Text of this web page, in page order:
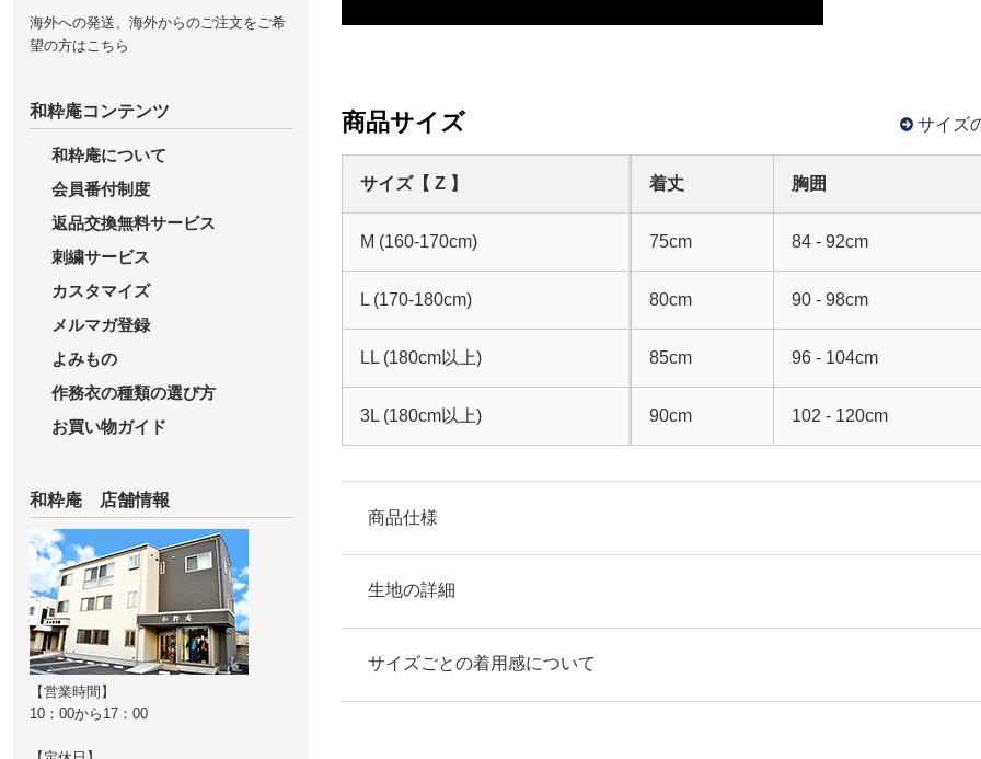
商品サイズ サイズ
サイズ【 Z 】 着丈 胸囲
M (160-170cm) 75cm 84 - 92cm
L (170-180cm) 80cm 90 - 98cm
LL (180cm以上) 85cm 96 - 104cm
3L (180cm以上) 90cm 102 - 120cm
商品仕様
上着
ズボン
ウエスト後ろゴム前ボタン、共布紐、ファスナー付、ポケット左右各１個、
生地の詳細
生地の厚み
サイズごとの着用感について
海外への発送、海外からのご注文をご希
望の方はこちら
和粋庵コンテンツ
和粋庵について
会員番付制度
返品交換無料サービス
刺繍サービス
カスタマイズ
メルマガ登録
よみもの
作務衣の種類の選び方
お買い物ガイド
和粋庵 店舗情報
【営業時間】
10：00から17：00